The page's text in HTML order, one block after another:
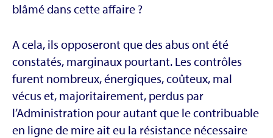
blâmé dans cette affaire ?
A cela, ils opposeront que des abus ont été
constatés, marginaux pourtant. Les contrôles
furent nombreux, énergiques, coûteux, mal
vécus et, majoritairement, perdus par
l’Administration pour autant que le contribuable
en ligne de mire ait eu la résistance nécessaire